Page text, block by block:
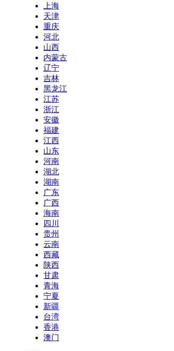
上海
天津
重庆
河北
山西
内蒙古
辽宁
吉林
黑龙江
江苏
浙江
安徽
福建
江西
山东
河南
湖北
湖南
广东
广西
海南
四川
贵州
云南
西藏
陕西
甘肃
青海
宁夏
新疆
台湾
香港
澳门